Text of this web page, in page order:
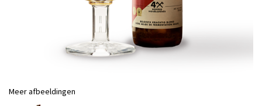
Meer afbeeldingen